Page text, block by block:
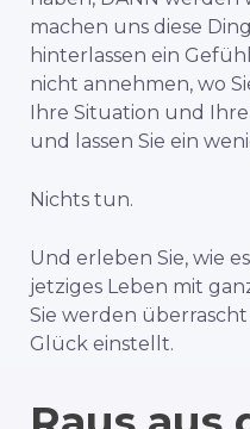
machen uns diese
hinterlassen ein
nicht annehmen, wo
Ihre Situation und
und lassen Sie ein
Nichts tun.
Und erleben Sie, wie
jetziges Leben mit
Sie werden überrascht
Glück einstellt.